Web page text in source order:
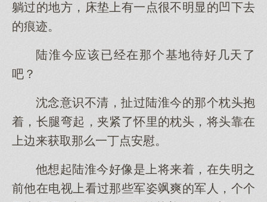
躺过的地方，床垫上有一点很不明显的凹下去
的痕迹。
陆淮今应该已经在那个基地待好几天了
吧？
沈念意识不清，扯过陆淮今的那个枕头抱
着，长腿弯起，夹紧了怀里的枕头，将头靠在
上边来获取那么一丁点安慰。
他想起陆淮今好像是上将来着，在失明之
前他在电视上看过那些军姿飒爽的军人，个个